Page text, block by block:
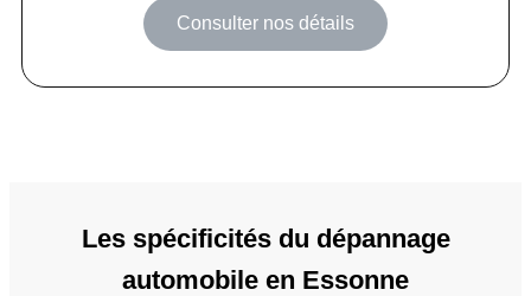
Consulter nos détails
Les spécificités du dépannage
automobile en Essonne